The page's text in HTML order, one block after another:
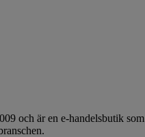
och är en e-handelsbutik